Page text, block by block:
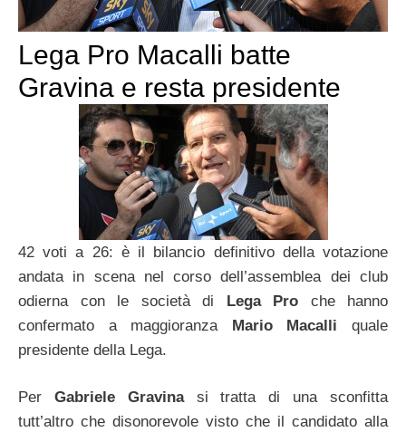
Lega Pro Macalli batte
Gravina e resta presidente
42 voti a 26: è il bilancio definitivo della votazione
andata in scena nel corso dell’assemblea dei club
odierna con le società di Lega Pro che hanno
confermato a maggioranza Mario Macalli quale
presidente della Lega.
Per Gabriele Gravinasi tratta di una sconfitta
tutt’altro che disonorevole visto che il candidato alla